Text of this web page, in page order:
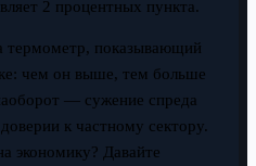
2 процентных пункта.
термометр, показывающий
чем он выше, тем больше
— сужение спреда
к частному сектору.
экономику? Давайте